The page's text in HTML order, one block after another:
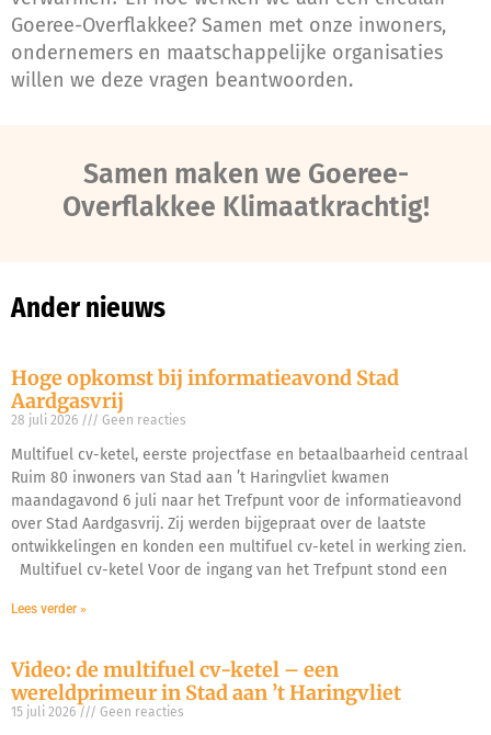
Goeree-Overflakkee? Samen met onze inwoners,
ondernemers en maatschappelijke organisaties
willen we deze vragen beantwoorden.
Samen maken we Goeree-
Overflakkee Klimaatkrachtig!
Ander nieuws
Hoge opkomst bij informatieavond Stad
Aardgasvrij
28 juli 2026 Geen reacties
Multifuel cv-ketel, eerste projectfase en betaalbaarheid centraal
Ruim 80 inwoners van Stad aan ’t Haringvliet kwamen
maandagavond 6 juli naar het Trefpunt voor de informatieavond
over Stad Aardgasvrij. Zij werden bijgepraat over de laatste
ontwikkelingen en konden een multifuel cv-ketel in werking zien.
Multifuel cv-ketel Voor de ingang van het Trefpunt stond een
Lees verder »
Video: de multifuel cv-ketel – een
wereldprimeur in Stad aan ’t Haringvliet
15 juli 2026 Geen reacties